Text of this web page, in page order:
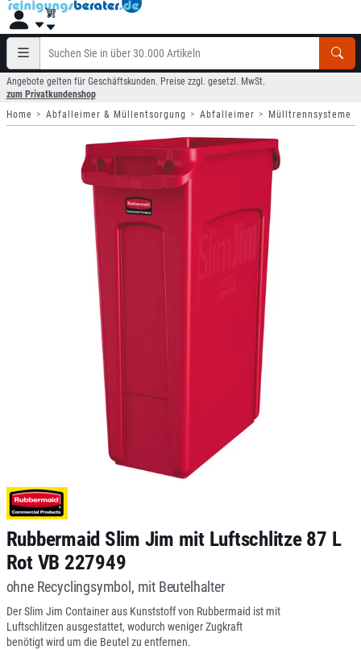
Angebote gelten für Geschäftskunden. Preise zzgl. gesetzl. MwSt.
zum Privatkundenshop
Home
Abfalleimer & Müllentsorgung Abfalleimer Mülltrennsysteme
Rubbermaid Slim Jim mit Luftschlitze 87 L
Rot VB 227949
ohne Recyclingsymbol, mit Beutelhalter
Der Slim Jim Container aus Kunststoff von Rubbermaid ist mit
Luftschlitzen ausgestattet, wodurch weniger Zugkraft
benötigt wird um die Beutel zu entfernen.